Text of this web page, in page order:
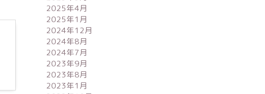
2025年4月
2025年1月
2024年12月
2024年8月
2024年7月
2023年9月
2023年8月
2023年1月